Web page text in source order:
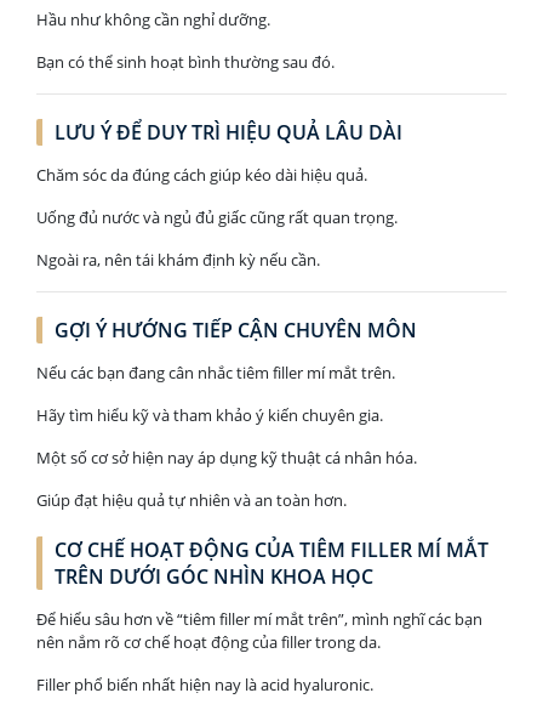
Hầu như không cần nghỉ dưỡng.
Bạn có thể sinh hoạt bình thường sau đó.
LƯU Ý ĐỂ DUY TRÌ HIỆU QUẢ LÂU DÀI
Chăm sóc da đúng cách giúp kéo dài hiệu quả.
Uống đủ nước và ngủ đủ giấc cũng rất quan trọng.
Ngoài ra, nên tái khám định kỳ nếu cần.
GỢI Ý HƯỚNG TIẾP CẬN CHUYÊN MÔN
Nếu các bạn đang cân nhắc tiêm filler mí mắt trên.
Hãy tìm hiểu kỹ và tham khảo ý kiến chuyên gia.
Một số cơ sở hiện nay áp dụng kỹ thuật cá nhân hóa.
Giúp đạt hiệu quả tự nhiên và an toàn hơn.
CƠ CHẾ HOẠT ĐỘNG CỦA TIÊM FILLER MÍ MẮT
TRÊN DƯỚI GÓC NHÌN KHOA HỌC
Để hiểu sâu hơn về “tiêm filler mí mắt trên”, mình nghĩ các bạn
nên nắm rõ cơ chế hoạt động của filler trong da.
Filler phổ biến nhất hiện nay là acid hyaluronic.